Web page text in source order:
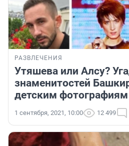
РАЗВЛЕЧЕНИЯ
Утяшева или Алсу?
знаменитостей
детским фотографиям
1 сентября, 2021, 10:00 12 499